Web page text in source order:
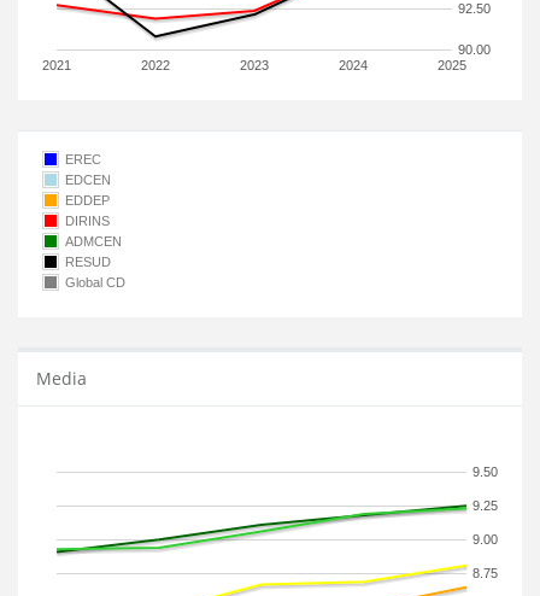
2021 2022 2023 2024 2025
90.00
92.50
EREC
EDCEN
EDDEP
DIRINS
ADMCEN
RESUD
Global CD
Media
8.75
9.00
9.25
9.50